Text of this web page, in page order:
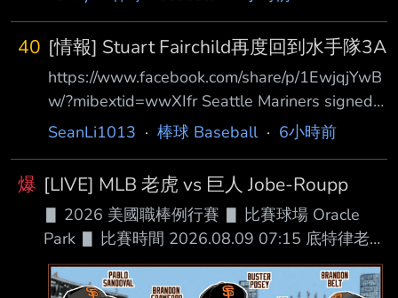
40 [情報] Stuart Fairchild再度回到水手隊3A
https://www.facebook.com/share/p/1EwjqjYwB
w/?mibextid=wwXIfr Seattle Mariners signed
free agent CF Stuart Fairchild to a minor
to Tacoma Rainiers. 快訊，昨天成為自由球員的
#費仔，今天又跟水手簽下小聯盟合約，同時指
派到 3A。 --
SeanLi1013 · 棒球 Baseball· 6小時前
爆 [LIVE] MLB 老虎 vs 巨人 Jobe-Roupp
▋ 2026 美國職棒例行賽 ▋ 比賽球場 Oracle
Park ▋ 比賽時間 2026.08.09 07:15 底特律老虎
█ AVG OBP SLG OPS HR RBI SB BB １.Kevin
McGonigle (L) 3B .289 .395 .434 .829 12 44